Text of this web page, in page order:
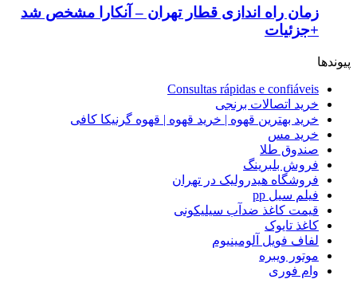
زمان راه اندازی قطار تهران – آنکارا مشخص شد
+جزئیات
پیوندها
Consultas rápidas e confiáveis
خرید اتصالات برنجی
خرید بهترین قهوه | خرید قهوه | قهوه گرنیکا کافی
خرید مس
صندوق طلا
فروش بلبرینگ
فروشگاه هیدرولیک در تهران
فیلم سیل pp
قیمت کاغذ ضدآب سیلیکونی
کاغذ تایوک
لفاف فویل آلومینیوم
موتور ویبره
وام فوری